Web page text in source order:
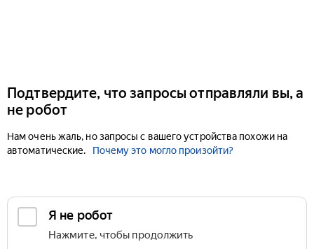
Подтвердите, что запросы отправляли вы, а
не робот
Нам очень жаль, но запросы с вашего устройства похожи на
автоматические.
Почему это могло произойти?